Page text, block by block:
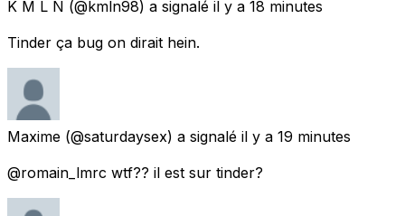
K M L N (@kmln98) a signalé il y a 18 minutes
Tinder ça bug on dirait hein.
Maxime (@saturdaysex) a signalé il y a 19 minutes
@romain_lmrc wtf?? il est sur tinder?